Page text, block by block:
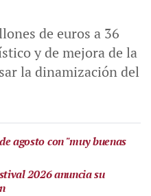
de euros a 36
y de mejora de la
la dinamización del
agosto con "muy buenas
2026 anuncia su